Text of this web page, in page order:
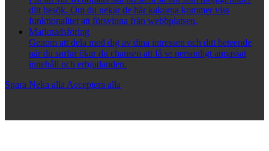
ditt besök. Om du nekar de här kakorna kommer viss
funktionalitet att försvinna från webbplatsen.
Marknadsföring
Genom att dela med dig av dina intressen och ditt beteende
när du surfar ökar du chansen att få se personligt anpassat
innehåll och erbjudanden.
Spara Neka alla Acceptera alla